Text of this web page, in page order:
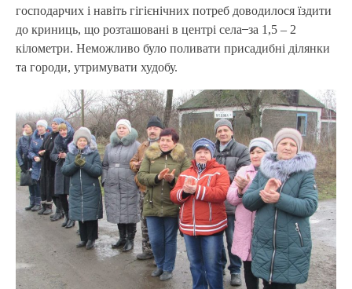
господарчих і навіть гігієнічних потреб доводилося їздити
до криниць, що розташовані в центрі села ̶̶ за 1,5 – 2
кілометри. Неможливо було поливати присадибні ділянки
та городи, утримувати худобу.